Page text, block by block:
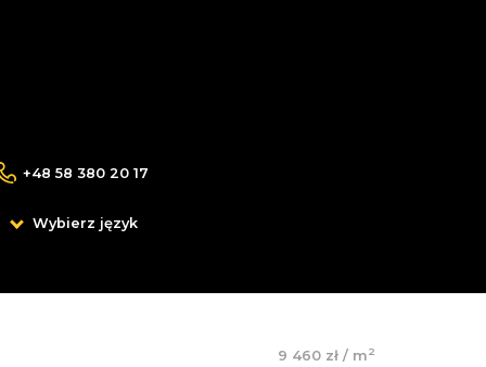
+48 58 380 20 17
Wybierz język
9 460 zł / m2